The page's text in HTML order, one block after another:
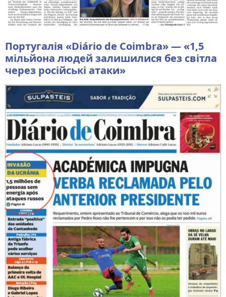
Португалія «Diário de Coimbra» — «1,5
мільйона людей залишилися без світла
через російські атаки»
